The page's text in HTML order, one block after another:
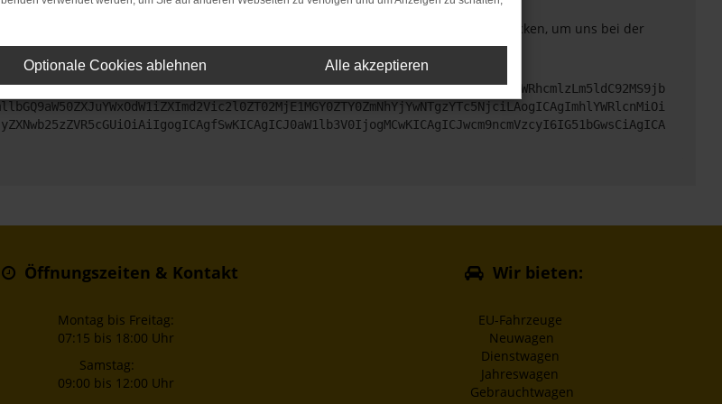
Wir werden versuchen, das Problem zu beheben. Du kannst uns diesen Text schicken, um uns bei der
Öffnungszeiten & Kontakt
Montag bis Freitag:
07:15 bis 18:00 Uhr
Samstag:
09:00 bis 12:00 Uhr
Wir bieten:
EU-Fahrzeuge
Neuwagen
Dienstwagen
Jahreswagen
Gebrauchtwagen
Optionale Cookies ablehnen Alle akzeptieren